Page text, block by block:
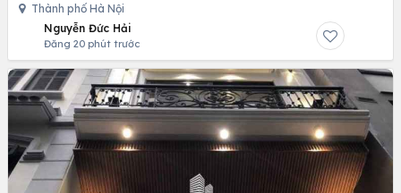
Thành phố Hà Nội
Nguyễn Đức Hải
Đăng 20 phút trước